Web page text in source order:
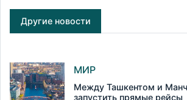
Другие новости
МИР
Между Ташкентом и
запустить прямые рейсы